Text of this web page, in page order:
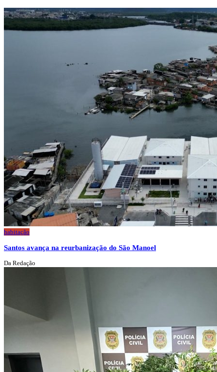
habitação
Santos avança na reurbanização do São Manoel
Da Redação